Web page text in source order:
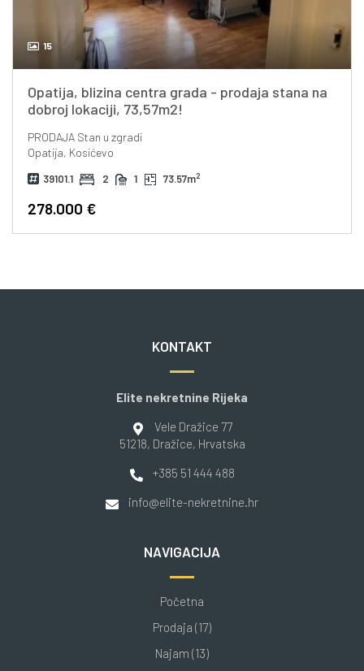
15
Opatija, blizina centra grada - prodaja stana na
dobroj lokaciji, 73,57m2!
PRODAJAStan u zgradi
Opatija, Kosićevo
39101.1 2 1 73.57m2
278.000 €
KONTAKT
Elite nekretnine Rijeka
Vele Dražice 77
51218, Dražice, Hrvatska
+385 51 444 488
info@elite-nekretnine.hr
NAVIGACIJA
Početna
Prodaja (17)
Najam (13)